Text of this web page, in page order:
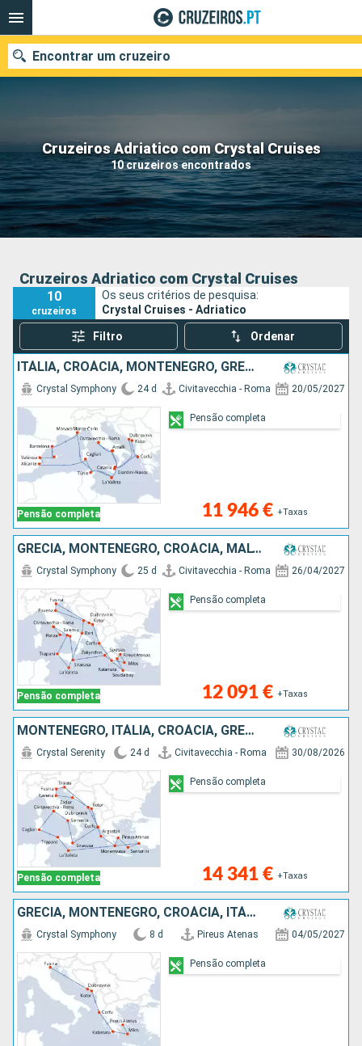
Cruzeiros Adriatico com Crystal Cruises
10 cruzeiros encontrados
Encontrar um cruzeiro
Quando ir?
Data de partida
Portos Companhias
Cruzeiros Adriatico com Crystal Cruises
10
cruzeiros
Os seus critérios de pesquisa:
Crystal Cruises - Adriatico
Filtro Ordenar
ITÁLIA, CROÁCIA, MONTENEGRO, GRÉCIA, MALTA, MAIORCA, ESPANHA, MÔNACO, TUNÍSIA
Pensão completa
Crystal Symphony 24 d Civitavecchia - Roma 20/05/2027
11 946 € +Taxas
Pensão completa
GRÉCIA, MONTENEGRO, CROÁCIA, MALTA, ITÁLIA
Pensão completa
Crystal Symphony 25 d Civitavecchia - Roma 26/04/2027
12 091 € +Taxas
Pensão completa
MONTENEGRO, ITÁLIA, CROÁCIA, GRÉCIA, TURQUIA, MALTA
Pensão completa
Crystal Serenity 24 d Civitavecchia - Roma 30/08/2026
14 341 € +Taxas
Pensão completa
GRÉCIA, MONTENEGRO, CROÁCIA, ITÁLIA
Crystal Symphony 8 d Pireus Atenas 04/05/2027
Pensão completa